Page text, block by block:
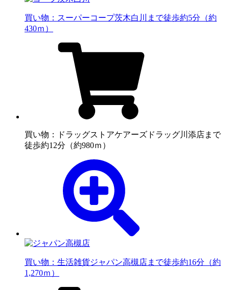
買い物：スーパーコープ茨木白川まで徒歩約5分（約
430ｍ）
買い物：ドラッグストアケアーズドラッグ川添店まで
徒歩約12分（約980ｍ）
買い物：生活雑貨ジャパン高槻店まで徒歩約16分（約
1,270ｍ）